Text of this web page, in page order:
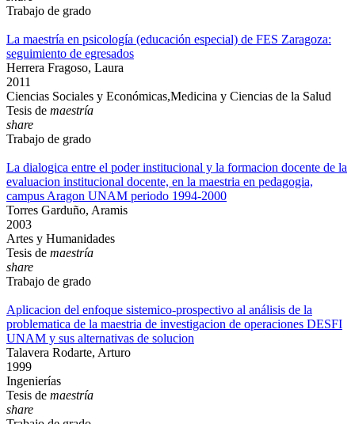
Trabajo de grado
La maestría en psicología (educación especial) de FES Zaragoza:
seguimiento de egresados
Herrera Fragoso, Laura
2011
Ciencias Sociales y Económicas,Medicina y Ciencias de la Salud
Tesis de maestría
share
Trabajo de grado
La dialogica entre el poder institucional y la formacion docente de la
evaluacion institucional docente, en la maestria en pedagogia,
campus Aragon UNAM periodo 1994-2000
Torres Garduño, Aramis
2003
Artes y Humanidades
Tesis de maestría
share
Trabajo de grado
Aplicacion del enfoque sistemico-prospectivo al análisis de la
problematica de la maestria de investigacion de operaciones DESFI
UNAM y sus alternativas de solucion
Talavera Rodarte, Arturo
1999
Ingenierías
Tesis de maestría
share